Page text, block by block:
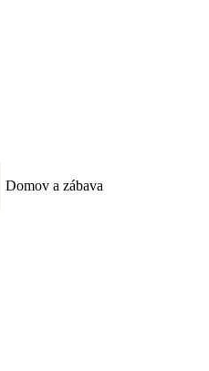
Domov a zábava